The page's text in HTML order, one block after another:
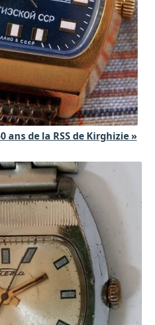
ans de la RSS de Kirghizie »